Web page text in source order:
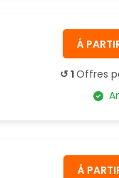
Á
↺ 1Offres
Á